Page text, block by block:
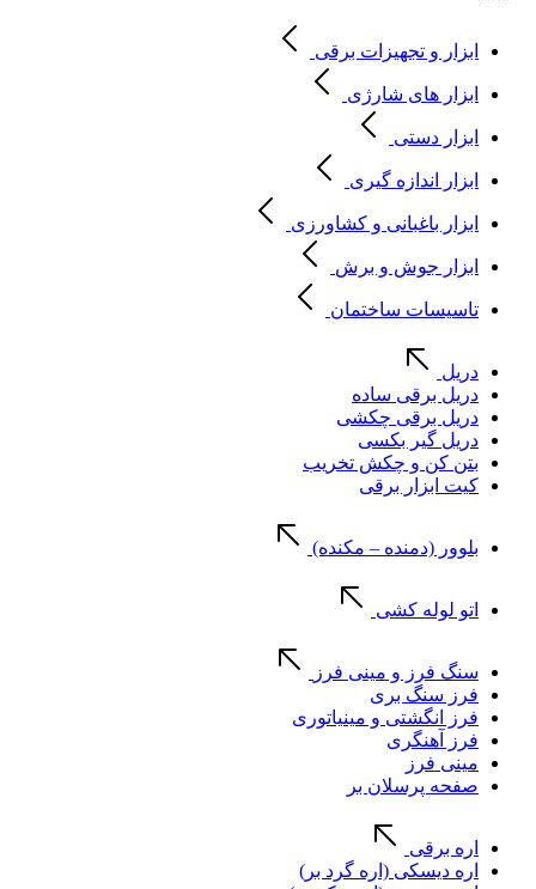
ابزار و تجهیزات برقی
ابزار های شارژی
ابزار دستی
ابزار اندازه گیری
ابزار باغبانی و کشاورزی
ابزار جوش و برش
تاسیسات ساختمان
دریل
دریل برقی ساده
دریل برقی چکشی
دریل گیر بکسی
بتن کن و چکش تخریب
کیت ابزار برقی
بلوور (دمنده – مکنده)
اتو لوله کشی
سنگ فرز و مینی فرز
فرز سنگ بری
فرز انگشتی و مینیاتوری
فرز آهنگری
مینی فرز
صفحه پرسلان بر
اره برقی
اره دیسکی (اره گرد بر)